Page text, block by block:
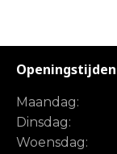
Openingstijden
Maandag:
Dinsdag:
Woensdag: